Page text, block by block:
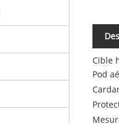
Cible
Pod